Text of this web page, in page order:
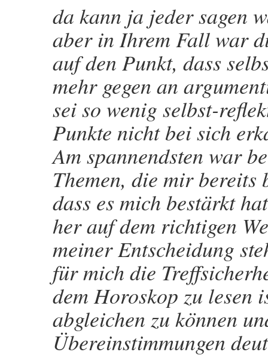
da kann ja jeder sagen
aber in Ihrem Fall war
auf den Punkt, dass
mehr gegen an
sei so wenig selbst-
Punkte nicht bei sich
Am spannendsten war
Themen, die mir bereits
dass es mich bestärkt
her auf dem richtigen
meiner Entscheidung
für mich die
dem Horoskop zu lesen
abgleichen zu können
Übereinstimmungen